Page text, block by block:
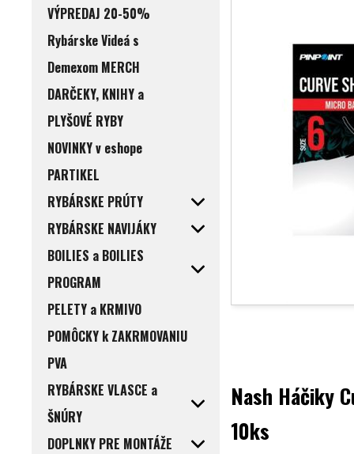
VÝPREDAJ 20-50%
Rybárske Videá s
Demexom MERCH
DARČEKY, KNIHY a
PLYŠOVÉ RYBY
NOVINKY v eshope
PARTIKEL
RYBÁRSKE PRÚTY
RYBÁRSKE NAVIJÁKY
BOILIES a BOILIES
PROGRAM
PELETY a KRMIVO
POMÔCKY k ZAKRMOVANIU
PVA
RYBÁRSKE VLASCE a
ŠNÚRY
DOPLNKY PRE MONTÁŽE
Nash Háčiky
10ks